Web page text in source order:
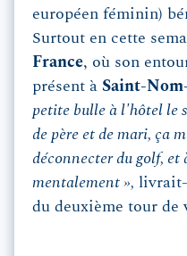
européen féminin)
Surtout en cette
France, où son
présent à Saint-
petite bulle à l'hôtel le
de père et de mari, ça
déconnecter du golf, et
mentalement »,
du deuxième tour de